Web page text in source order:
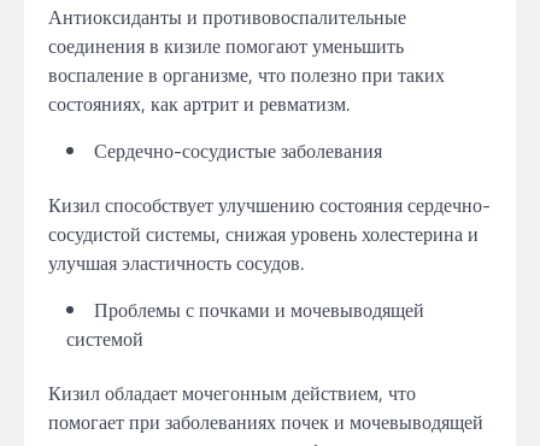
Антиоксиданты и противовоспалительные
соединения в кизиле помогают уменьшить
воспаление в организме, что полезно при таких
состояниях, как артрит и ревматизм.
Сердечно-сосудистые заболевания
Кизил способствует улучшению состояния сердечно-
сосудистой системы, снижая уровень холестерина и
улучшая эластичность сосудов.
Проблемы с почками и мочевыводящей
системой
Кизил обладает мочегонным действием, что
помогает при заболеваниях почек и мочевыводящей